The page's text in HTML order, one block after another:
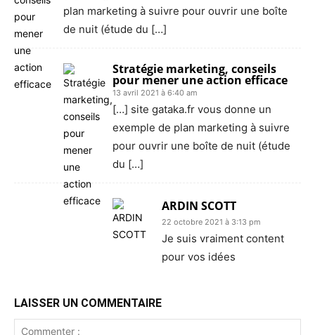
plan marketing à suivre pour ouvrir une boîte
de nuit (étude du […]
Stratégie marketing, conseils
pour mener une action efficace
13 avril 2021 à 6:40 am
[…] site gataka.fr vous donne un
exemple de plan marketing à suivre
pour ouvrir une boîte de nuit (étude
du […]
ARDIN SCOTT
22 octobre 2021 à 3:13 pm
Je suis vraiment content
pour vos idées
LAISSER UN COMMENTAIRE